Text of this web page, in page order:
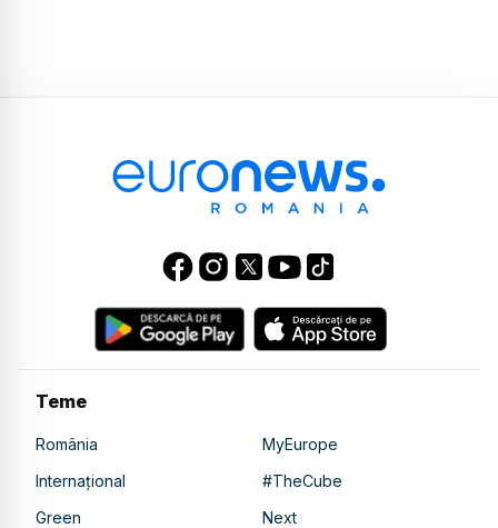
Teme
România
MyEurope
Internațional
#TheCube
Green
Next